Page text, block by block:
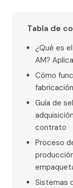
Tabla de
¿Qué es
AM?
Cómo
Guía de
contrato
Proceso
Sistemas